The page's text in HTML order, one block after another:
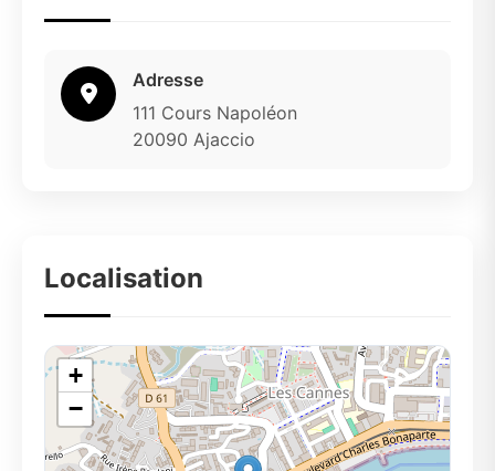
Adresse
111 Cours Napoléon
20090 Ajaccio
Localisation
+
−